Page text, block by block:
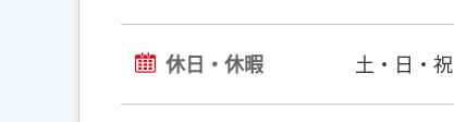
休日・休暇 土・日・祝